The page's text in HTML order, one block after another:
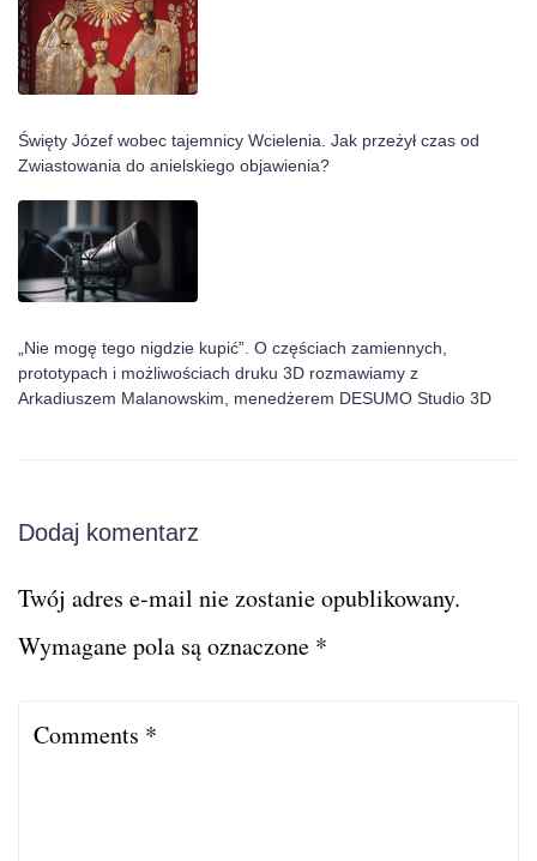
Święty Józef wobec tajemnicy Wcielenia. Jak przeżył czas od
Zwiastowania do anielskiego objawienia?
„Nie mogę tego nigdzie kupić”. O częściach zamiennych,
prototypach i możliwościach druku 3D rozmawiamy z
Arkadiuszem Malanowskim, menedżerem DESUMO Studio 3D
Dodaj komentarz
Twój adres e-mail nie zostanie opublikowany.
Wymagane pola są oznaczone *